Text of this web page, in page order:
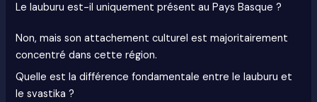
Le lauburu est-il uniquement présent au Pays Basque ?
Non, mais son attachement culturel est majoritairement
concentré dans cette région.
Quelle est la différence fondamentale entre le lauburu et
le svastika ?